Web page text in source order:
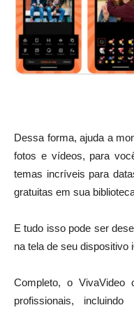
Dessa forma, ajuda a
fotos e vídeos, para
temas incríveis para
gratuitas em sua
E tudo isso pode ser
na tela de seu dispositivo
Completo, o VivaVideo
profissionais,